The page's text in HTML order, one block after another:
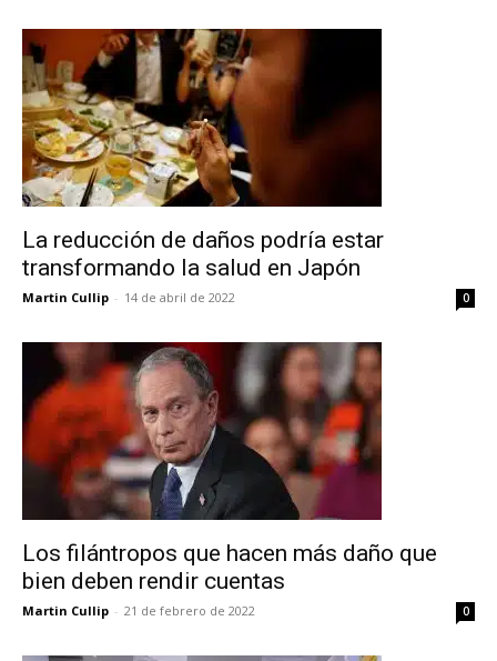
No te pierdas de las
últimas noticias
Suscríbete a nuestro boletín diario y
recibe todas las noticias del vapeo y la
reducción de daños en tu correo
electrónico.
Subscribe to our daily clipping and
tobacco harm reduction in your email.
La reducción de daños podría estar
transformando la salud en Japón
Martin Cullip - 14 de abril de 2022 0
Los filántropos que hacen más daño que
bien deben rendir cuentas
Martin Cullip - 21 de febrero de 2022 0